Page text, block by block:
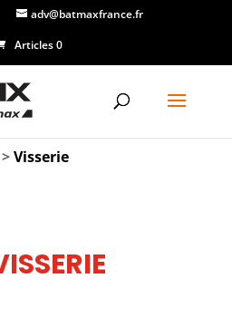
adv@batmaxfrance.fr
Articles 0
Visserie